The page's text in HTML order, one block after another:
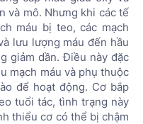
và mô. Nhưng khi các tế
máu bị teo, các mạch
lưu lượng máu đến hầu
giảm dần. Điều này đặc
mạch máu và phụ thuộc
để hoạt động. Cơ bắp
tuổi tác, tình trạng này
thiểu cơ có thể bị chậm